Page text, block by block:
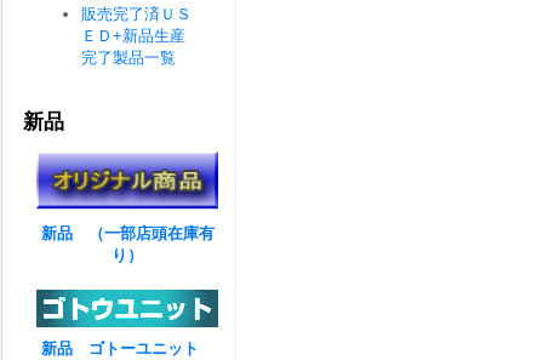
販売完了済ＵＳ
ＥＤ+新品生産
完了製品一覧
新品
新品 （一部店頭在庫有
り）
新品 ゴトーユニット